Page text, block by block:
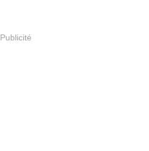
Publicité